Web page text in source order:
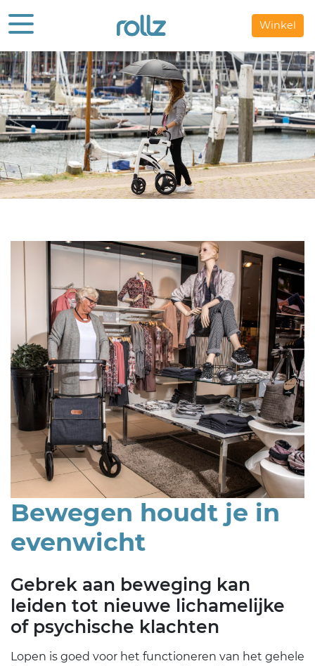
Winkel
Bewegen houdt je in
evenwicht
Gebrek aan beweging kan
leiden tot nieuwe lichamelijke
of psychische klachten
Lopen is goed voor het functioneren van het gehele